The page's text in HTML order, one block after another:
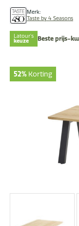
Merk:
Taste by 4 Seasons
Latour's
keuze Beste prijs-
52% Korting